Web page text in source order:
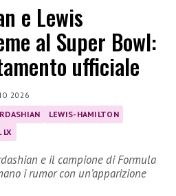
e Lewis
al Super Bowl:
ufficiale
2026
LEWIS-HAMILTON
LX
e il campione di Formula
i rumor con un’apparizione